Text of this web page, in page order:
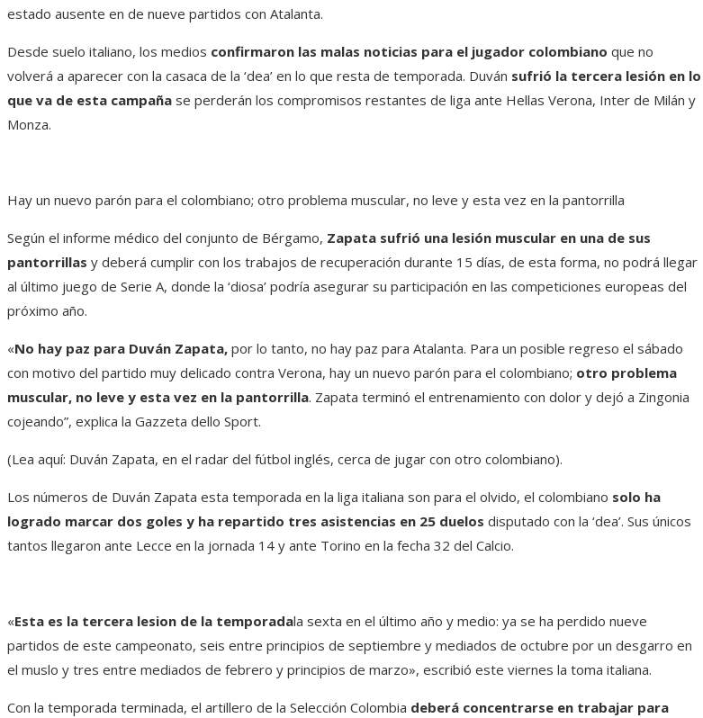
estado ausente en de nueve partidos con Atalanta.
Desde suelo italiano, los medios confirmaron las malas noticias para el jugador colombiano que no
volverá a aparecer con la casaca de la ‘dea’ en lo que resta de temporada. Duván sufrió la tercera lesión en lo
que va de esta campaña se perderán los compromisos restantes de liga ante Hellas Verona, Inter de Milán y
Monza.
Hay un nuevo parón para el colombiano; otro problema muscular, no leve y esta vez en la pantorrilla
Según el informe médico del conjunto de Bérgamo, Zapata sufrió una lesión muscular en una de sus
pantorrillas y deberá cumplir con los trabajos de recuperación durante 15 días, de esta forma, no podrá llegar
al último juego de Serie A, donde la ‘diosa’ podría asegurar su participación en las competiciones europeas del
próximo año.
«No hay paz para Duván Zapata, por lo tanto, no hay paz para Atalanta. Para un posible regreso el sábado
con motivo del partido muy delicado contra Verona, hay un nuevo parón para el colombiano; otro problema
muscular, no leve y esta vez en la pantorrilla. Zapata terminó el entrenamiento con dolor y dejó a Zingonia
cojeando”, explica la Gazzeta dello Sport.
(Lea aquí: Duván Zapata, en el radar del fútbol inglés, cerca de jugar con otro colombiano).
Los números de Duván Zapata esta temporada en la liga italiana son para el olvido, el colombiano solo ha
logrado marcar dos goles y ha repartido tres asistencias en 25 duelos disputado con la ‘dea’. Sus únicos
tantos llegaron ante Lecce en la jornada 14 y ante Torino en la fecha 32 del Calcio.
«Esta es la tercera lesion de la temporadala sexta en el último año y medio: ya se ha perdido nueve
partidos de este campeonato, seis entre principios de septiembre y mediados de octubre por un desgarro en
el muslo y tres entre mediados de febrero y principios de marzo», escribió este viernes la toma italiana.
Con la temporada terminada, el artillero de la Selección Colombia deberá concentrarse en trabajar para